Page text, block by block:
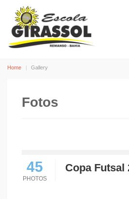
Home Gallery
Fotos
45
PHOTOS
Copa Futsal